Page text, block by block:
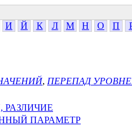
И Й К Л М Н О П
, ПЕРЕПАД
РАЗЛИЧИЕ
ПАРАМЕТР